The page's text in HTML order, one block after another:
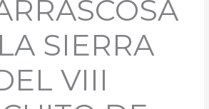
SIERRA
VIII